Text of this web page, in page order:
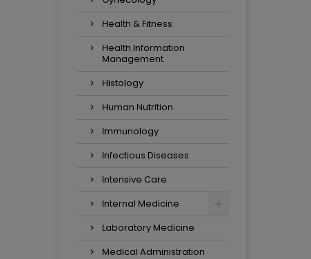
Health & Fitness
Health Information
Management
Histology
Human Nutrition
Immunology
Infectious Diseases
Intensive Care
Internal Medicine
Laboratory Medicine
Medical Administration